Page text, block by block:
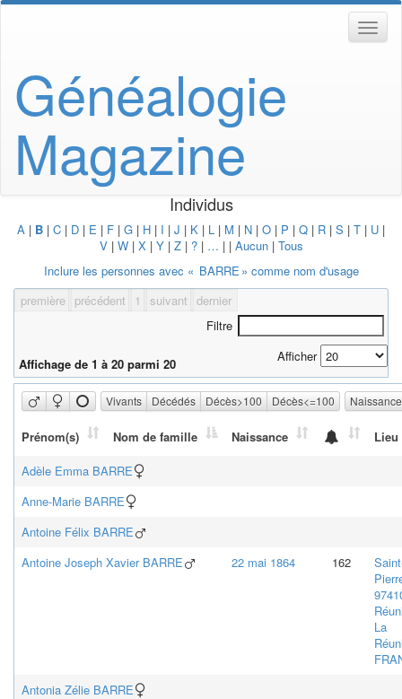
Généalogie
Magazine
Individus
A | B | C | D | E | F | G | H | I | J | K | L | M | N | O | P | Q | R | S | T | U |
V| W| X| Y| Z| ?| … | | Aucun| Tous
Inclure les personnes avec « BARRE » comme nom d'usage
première précédent 1 suivant
dernier
Filtre
Affichage de 1 à 20 parmi 20 Afficher
Vivants Décédés Décès>100 Décès<=100
Prénom(s) Nom de famille Naissance Lieu
Adèle Emma BARRE
Anne-Marie BARRE
Antoine Félix BARRE
Antoine Joseph XavierBARRE 22 mai 1864 162
La
Antonia Zélie BARRE